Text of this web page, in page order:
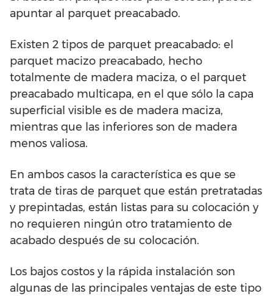
apuntar al parquet preacabado.
Existen 2 tipos de parquet preacabado: el
parquet macizo preacabado, hecho
totalmente de madera maciza, o el parquet
preacabado multicapa, en el que sólo la capa
superficial visible es de madera maciza,
mientras que las inferiores son de madera
menos valiosa.
En ambos casos la característica es que se
trata de tiras de parquet que están pretratadas
y prepintadas, están listas para su colocación y
no requieren ningún otro tratamiento de
acabado después de su colocación.
Los bajos costos y la rápida instalación son
algunas de las principales ventajas de este tipo